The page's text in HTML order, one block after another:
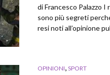
di Francesco Palazzo
sono più segreti
resi noti all’opinione
OPINIONI SPORT